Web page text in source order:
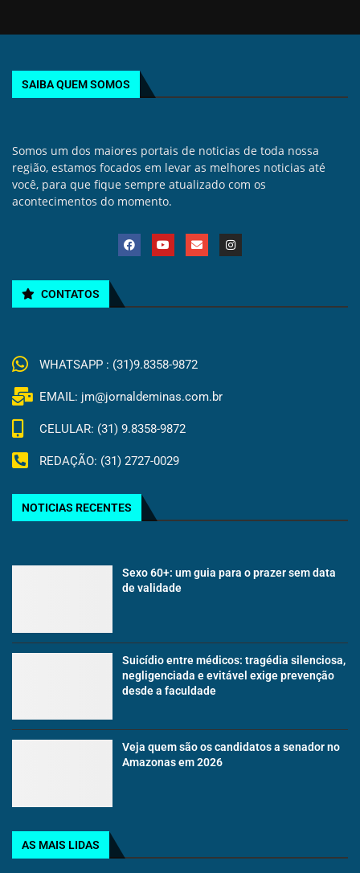
SAIBA QUEM SOMOS
Somos um dos maiores portais de noticias de toda nossa
região, estamos focados em levar as melhores noticias até
você, para que fique sempre atualizado com os
acontecimentos do momento.
CONTATOS
WHATSAPP : (31)9.8358-9872
EMAIL: jm@jornaldeminas.com.br
CELULAR: (31) 9.8358-9872
REDAÇÃO: (31) 2727-0029
NOTICIAS RECENTES
Sexo 60+: um guia para o prazer sem data
de validade
Suicídio entre médicos: tragédia silenciosa,
negligenciada e evitável exige prevenção
desde a faculdade
Veja quem são os candidatos a senador no
Amazonas em 2026
AS MAIS LIDAS